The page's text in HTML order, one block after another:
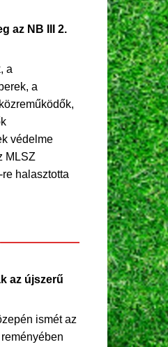
az NB III 2.
a
a
védelme
MLSZ
halasztotta
az újszerű
ismét az